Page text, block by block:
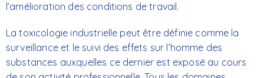
l’amélioration des conditions de travail.
La toxicologie industrielle peut être définie comme la
surveillance et le suivi des effets sur l’homme des
substances auxquelles ce dernier est exposé au cours